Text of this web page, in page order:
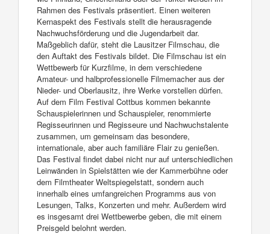
Rahmen des Festivals präsentiert. Einen weiteren
Kernaspekt des Festivals stellt die herausragende
Nachwuchsförderung und die Jugendarbeit dar.
Maßgeblich dafür, steht die Lausitzer Filmschau, die
den Auftakt des Festivals bildet. Die Filmschau ist ein
Wettbewerb für Kurzfilme, in dem verschiedene
Amateur- und halbprofessionelle Filmemacher aus der
Nieder- und Oberlausitz, ihre Werke vorstellen dürfen.
Auf dem Film Festival Cottbus kommen bekannte
Schauspielerinnen und Schauspieler, renommierte
Regisseurinnen und Regisseure und Nachwuchstalente
zusammen, um gemeinsam das besondere,
internationale, aber auch familiäre Flair zu genießen.
Das Festival findet dabei nicht nur auf unterschiedlichen
Leinwänden in Spielstätten wie der Kammerbühne oder
dem Filmtheater Weltspiegelstatt, sondern auch
innerhalb eines umfangreichen Programms aus von
Lesungen, Talks, Konzerten und mehr. Außerdem wird
es insgesamt drei Wettbewerbe geben, die mit einem
Preisgeld belohnt werden.